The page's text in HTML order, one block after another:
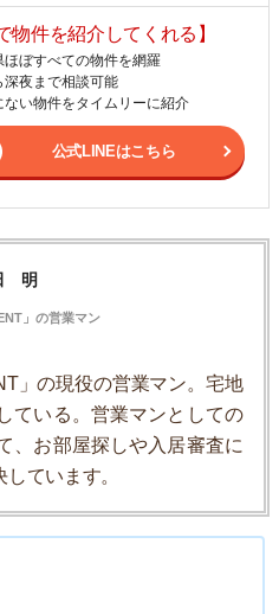
物件を紹介してくれる】
ほぼすべての物件を網羅
深夜まで相談可能
ない物件をタイムリーに紹介
公式LINEはこちら
明
」の営業マン
」の現役の営業マン。宅地
ている。営業マンとしての
、お部屋探しや入居審査に
ています。